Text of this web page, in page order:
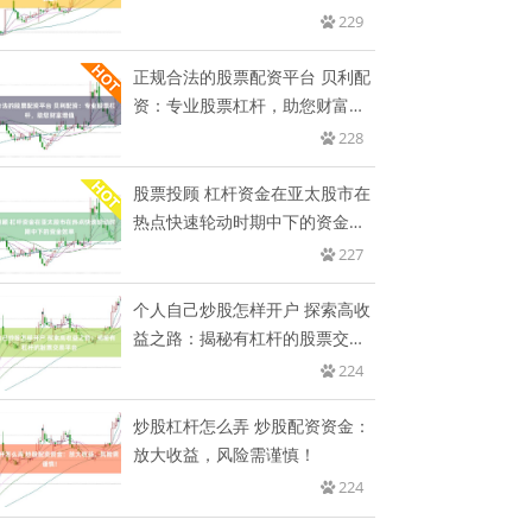
229
正规合法的股票配资平台 贝利配
资：专业股票杠杆，助您财富增
228
股票投顾 杠杆资金在亚太股市在
热点快速轮动时期中下的资金效
227
个人自己炒股怎样开户 探索高收
益之路：揭秘有杠杆的股票交易
224
炒股杠杆怎么弄 炒股配资资金：
放大收益，风险需谨慎！
224